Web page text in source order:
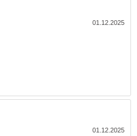
01.12.2025
01.12.2025